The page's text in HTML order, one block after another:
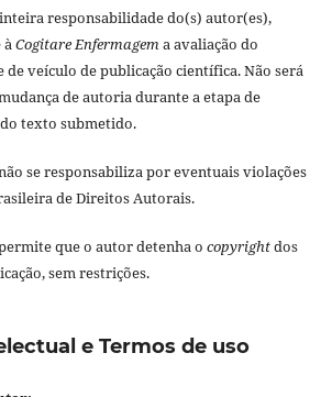
responsabilidade do(s) autor(es),
àCogitare Enfermagema avaliação do
veículo de publicação científica. Não será
de autoria durante a etapa de
texto submetido.
se responsabiliza por eventuais violações
de Direitos Autorais.
que o autor detenha o copyrightdos
sem restrições.
e Termos de uso